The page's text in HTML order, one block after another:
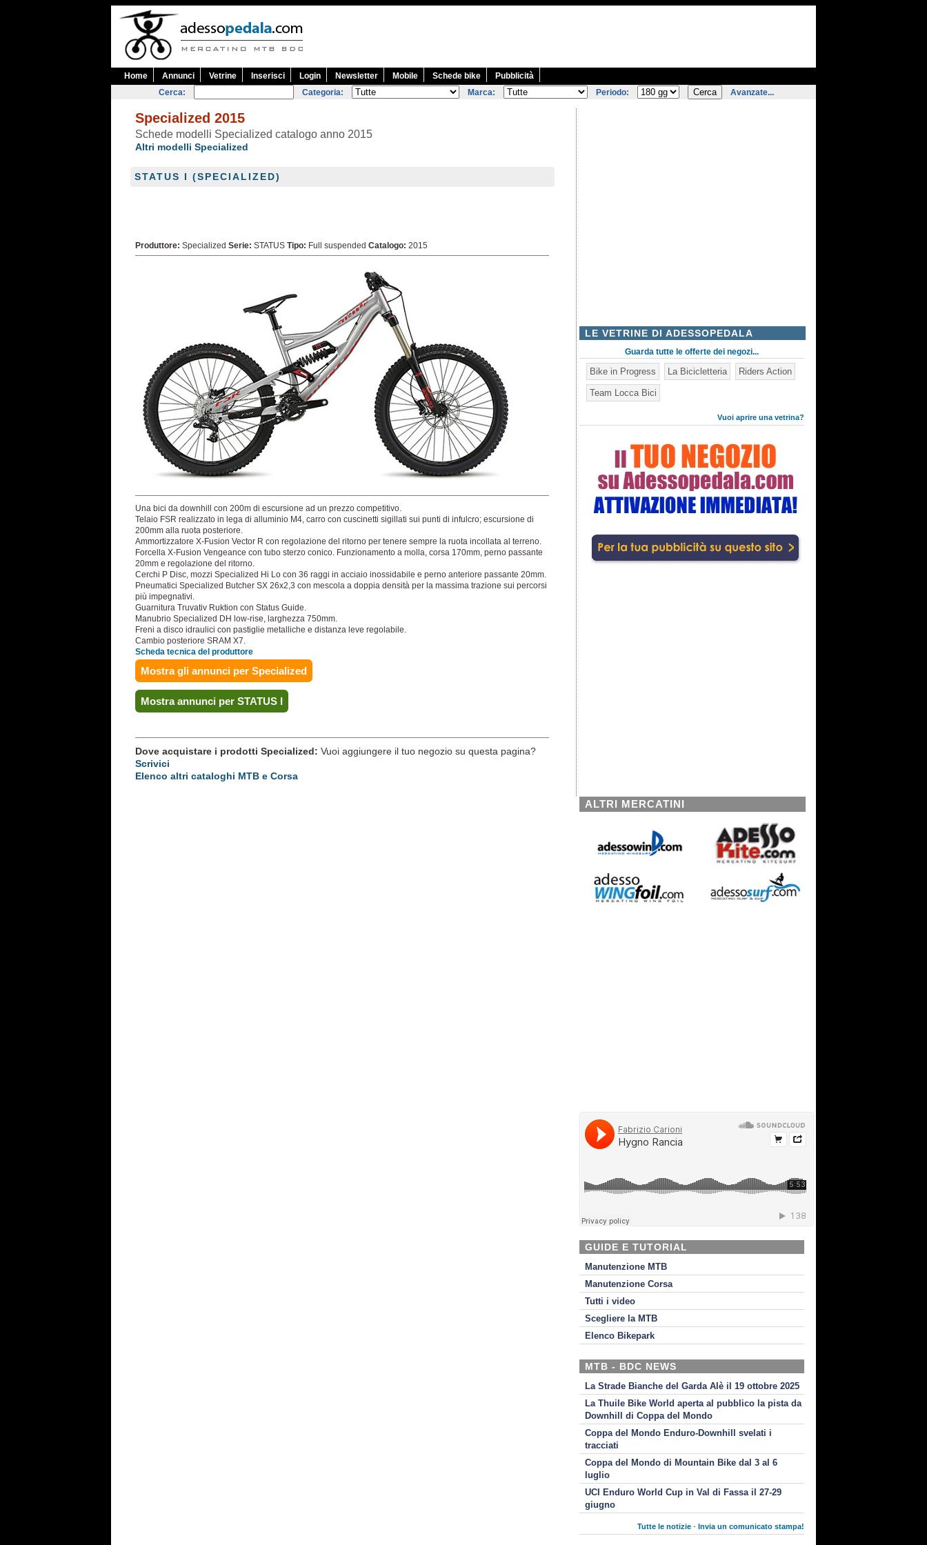
Home Annunci Vetrine Inserisci Login Newsletter Mobile Schede bike
Pubblicità
Cerca:
Categoria: Marca: Periodo: Avanzate...
Specialized 2015
Schede modelli Specialized catalogo anno 2015
Altri modelli Specialized
STATUS I (SPECIALIZED)
Produttore: Specialized Serie: STATUS Tipo: Full suspended Catalogo: 2015
Una bici da downhill con 200m di escursione ad un prezzo competitivo.
Telaio FSR realizzato in lega di alluminio M4, carro con cuscinetti sigillati sui punti di infulcro; escursione di
200mm alla ruota posteriore.
Ammortizzatore X-Fusion Vector R con regolazione del ritorno per tenere sempre la ruota incollata al terreno.
Forcella X-Fusion Vengeance con tubo sterzo conico. Funzionamento a molla, corsa 170mm, perno passante
20mm e regolazione del ritorno.
Cerchi P Disc, mozzi Specialized Hi Lo con 36 raggi in acciaio inossidabile e perno anteriore passante 20mm.
Pneumatici Specialized Butcher SX 26x2,3 con mescola a doppia densità per la massima trazione sui percorsi
più impegnativi.
Guarnitura Truvativ Ruktion con Status Guide.
Manubrio Specialized DH low-rise, larghezza 750mm.
Freni a disco idraulici con pastiglie metalliche e distanza leve regolabile.
Cambio posteriore SRAM X7.
Scheda tecnica del produttore
Mostra gli annunci per Specialized
Mostra annunci per STATUS I
Dove acquistare i prodotti Specialized: Vuoi aggiungere il tuo negozio su questa pagina?
Scrivici
Elenco altri cataloghi MTB e Corsa
LE VETRINE DI ADESSOPEDALA
Guarda tutte le offerte dei negozi...
Bike in Progress La Bicicletteria Riders Action
Team Locca Bici
Vuoi aprire una vetrina?
ALTRI MERCATINI
GUIDE E TUTORIAL
Manutenzione MTB
Manutenzione Corsa
Tutti i video
Scegliere la MTB
Elenco Bikepark
MTB - BDC NEWS
La Strade Bianche del Garda Alè il 19 ottobre 2025
La Thuile Bike World aperta al pubblico la pista da
Downhill di Coppa del Mondo
Coppa del Mondo Enduro-Downhill svelati i
tracciati
Coppa del Mondo di Mountain Bike dal 3 al 6
luglio
UCI Enduro World Cup in Val di Fassa il 27-29
giugno
Tutte le notizie -Invia un comunicato stampa!